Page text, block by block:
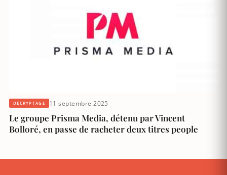
DÉCRYPTAGE 11 septembre 2025
Le groupe Prisma Media, détenu par Vincent
Bolloré, en passe de racheter deux titres people